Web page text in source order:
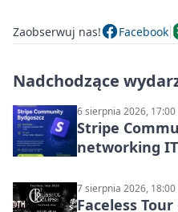
Zaobserwuj nas! Facebook
Nadchodzące
6 sierpnia 2026, 17:00
Stripe
networking IT
7 sierpnia 2026, 18:00
Faceless